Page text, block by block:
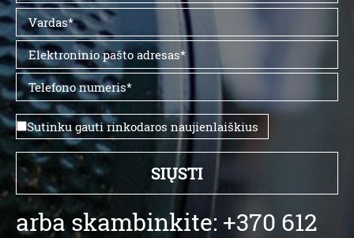
Sutinku gauti rinkodaros naujienlaiškius
arba skambinkite: +370 612